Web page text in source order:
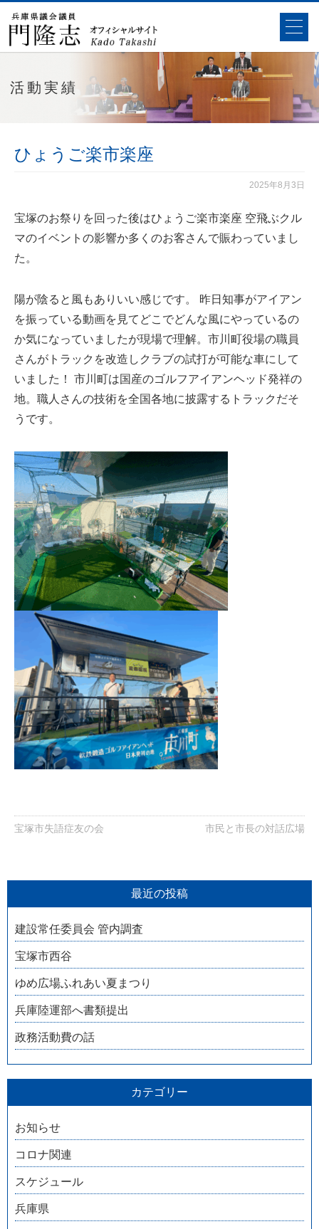
活動実績
ひょうご楽市楽座
2025年8月3日
宝塚のお祭りを回った後はひょうご楽市楽座 空飛ぶクル
マのイベントの影響か多くのお客さんで賑わっていまし
た。
陽が陰ると風もありいい感じです。 昨日知事がアイアン
を振っている動画を見てどこでどんな風にやっているの
か気になっていましたが現場で理解。市川町役場の職員
さんがトラックを改造しクラブの試打が可能な車にして
いました！ 市川町は国産のゴルフアイアンヘッド発祥の
地。職人さんの技術を全国各地に披露するトラックだそ
うです。
宝塚市失語症友の会 市民と市長の対話広場
最近の投稿
建設常任委員会 管内調査
宝塚市西谷
ゆめ広場ふれあい夏まつり
兵庫陸運部へ書類提出
政務活動費の話
カテゴリー
お知らせ
コロナ関連
スケジュール
兵庫県